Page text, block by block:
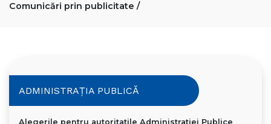
Comunicări prin publicitate /
ADMINISTRAȚIA PUBLICĂ
Alegerile pentru autoritatile Administratiei Publice